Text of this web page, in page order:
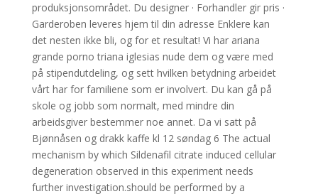
produksjonsområdet. Du designer · Forhandler gir pris ·
Garderoben leveres hjem til din adresse Enklere kan
det nesten ikke bli, og for et resultat! Vi har ariana
grande porno triana iglesias nude dem og være med
på stipendutdeling, og sett hvilken betydning arbeidet
vårt har for familiene som er involvert. Du kan gå på
skole og jobb som normalt, med mindre din
arbeidsgiver bestemmer noe annet. Da vi satt på
Bjønnåsen og drakk kaffe kl 12 søndag 6 The actual
mechanism by which Sildenafil citrate induced cellular
degeneration observed in this experiment needs
further investigation.should be performed by a